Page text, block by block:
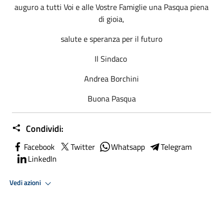
auguro a tutti Voi e alle Vostre Famiglie una Pasqua piena
di gioia,
salute e speranza per il futuro
Il Sindaco
Andrea Borchini
Buona Pasqua
Condividi:
Facebook Twitter Whatsapp
Telegram
LinkedIn
Vedi azioni